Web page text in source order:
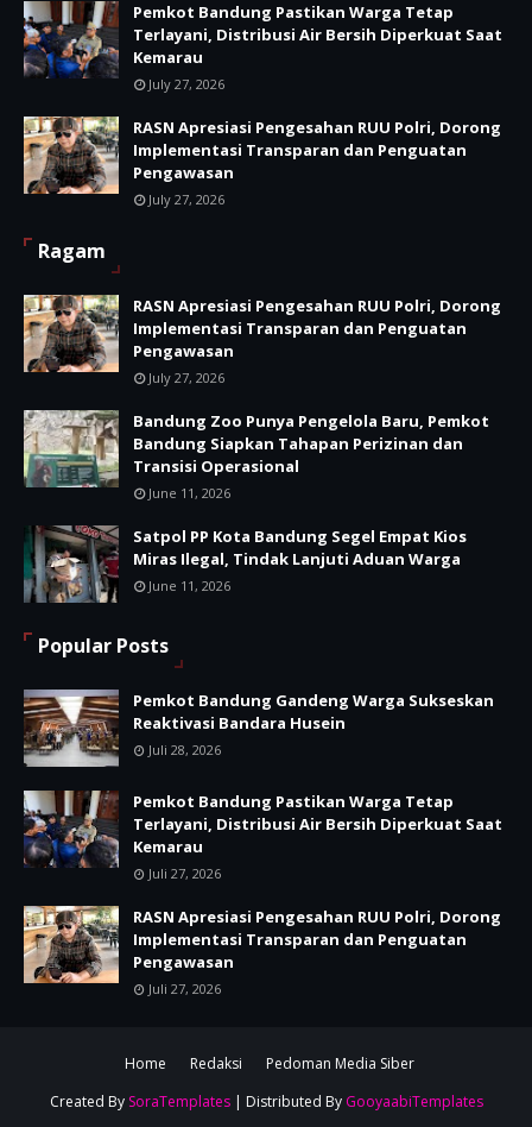
Pemkot Bandung Pastikan Warga Tetap
Terlayani, Distribusi Air Bersih Diperkuat Saat
Kemarau
July 27, 2026
RASN Apresiasi Pengesahan RUU Polri, Dorong
Implementasi Transparan dan Penguatan
Pengawasan
July 27, 2026
Ragam
RASN Apresiasi Pengesahan RUU Polri, Dorong
Implementasi Transparan dan Penguatan
Pengawasan
July 27, 2026
Bandung Zoo Punya Pengelola Baru, Pemkot
Bandung Siapkan Tahapan Perizinan dan
Transisi Operasional
June 11, 2026
Satpol PP Kota Bandung Segel Empat Kios
Miras Ilegal, Tindak Lanjuti Aduan Warga
June 11, 2026
Popular Posts
Pemkot Bandung Gandeng Warga Sukseskan
Reaktivasi Bandara Husein
Juli 28, 2026
Pemkot Bandung Pastikan Warga Tetap
Terlayani, Distribusi Air Bersih Diperkuat Saat
Kemarau
Juli 27, 2026
RASN Apresiasi Pengesahan RUU Polri, Dorong
Implementasi Transparan dan Penguatan
Pengawasan
Juli 27, 2026
Home Redaksi
Pedoman Media Siber
Created By SoraTemplates| Distributed By GooyaabiTemplates